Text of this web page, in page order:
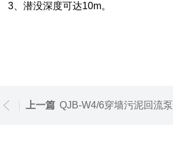
潜没深度可达10m。
上一篇 QJB-W4/6穿墙污泥回流泵